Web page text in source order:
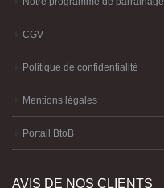
CGV
Politique de confidentialité
Mentions légales
Portail BtoB
AVIS DE NOS CLIENTS